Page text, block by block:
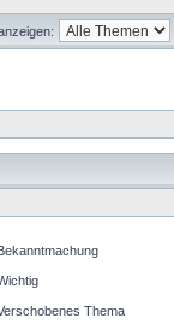
Thema